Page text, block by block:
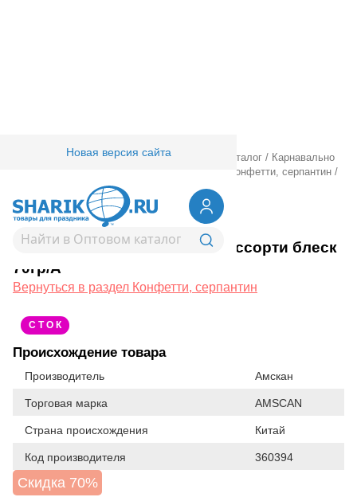
Новая версия сайта
Товары для праздника/ Оптовый каталог / Карнавально
Конфетти, серпантин /
Конфетти Радуга ассорти блеск 70гр/А
1501-6260Конфетти Радуга ассорти блеск
70гр/А
Вернуться в раздел Конфетти, серпантин
С Т О К
Происхождение товара
Производитель Амскан
Торговая марка AMSCAN
Страна происхождения Китай
Код производителя 360394
Скидка 70%